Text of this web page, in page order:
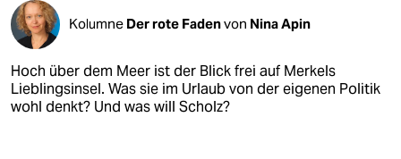
Kolumne Der rote Fadenvon Nina Apin
Hoch über dem Meer ist der Blick frei auf Merkels
Lieblingsinsel. Was sie im Urlaub von der eigenen Politik
wohl denkt? Und was will Scholz?